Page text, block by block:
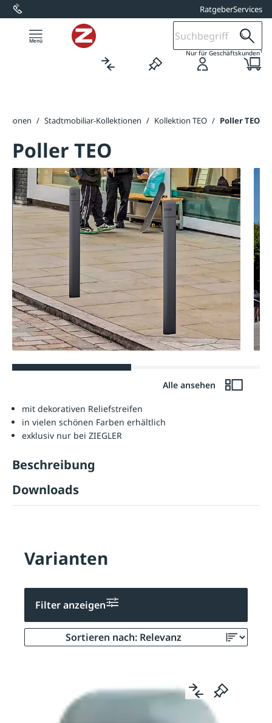
springen RatgeberServices
Nur für Geschäftskunden1
/ Stadtmobiliar-Kollektionen / Kollektion TEO / Poller TEO
Poller TEO
Alle ansehen
mit dekorativen Reliefstreifen
in vielen schönen Farben erhältlich
exklusiv nur bei ZIEGLER
Beschreibung
Downloads
Varianten
Filter anzeigen